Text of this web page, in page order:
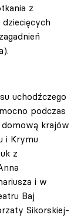
z
uchodźczego
podczas
krajów
i Krymu
z
i w
Baj
Sikorskiej-